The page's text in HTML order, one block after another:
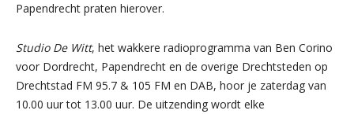
Papendrecht praten hierover.
Studio De Witt, het wakkere radioprogramma van Ben Corino
voor Dordrecht, Papendrecht en de overige Drechtsteden op
Drechtstad FM 95.7 & 105 FM en DAB, hoor je zaterdag van
10.00 uur tot 13.00 uur. De uitzending wordt elke